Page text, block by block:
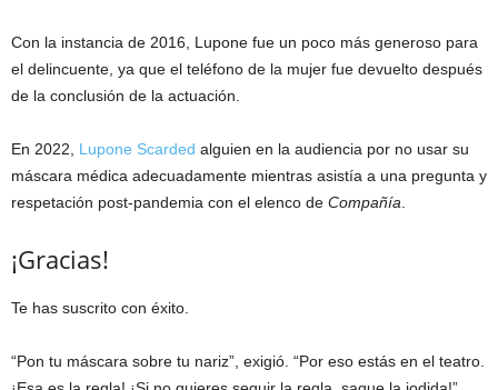
Con la instancia de 2016, Lupone fue un poco más generoso para
el delincuente, ya que el teléfono de la mujer fue devuelto después
de la conclusión de la actuación.
En 2022, Lupone Scarded alguien en la audiencia por no usar su
máscara médica adecuadamente mientras asistía a una pregunta y
respetación post-pandemia con el elenco de Compañía
¡Gracias!
Te has suscrito con éxito.
“Pon tu máscara sobre tu nariz”, exigió. “Por eso estás en el teatro.